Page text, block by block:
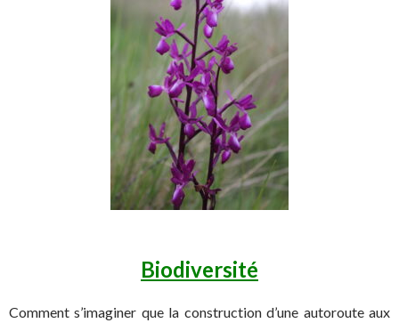
Biodiversité
Comment s’imaginer que la construction d’une autoroute aux